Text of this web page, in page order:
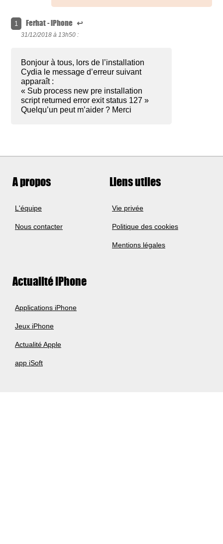
1 Ferhat - iPhone ↩
31/12/2018 à 13h50 :
Bonjour à tous, lors de l’installation
Cydia le message d’erreur suivant
apparaît :
« Sub process new pre installation
script returned error exit status 127 »
Quelqu’un peut m’aider ? Merci
A propos
L'équipe
Nous contacter
Liens utiles
Vie privée
Politique des cookies
Mentions légales
Actualité iPhone
Applications iPhone
Jeux iPhone
Actualité Apple
app iSoft